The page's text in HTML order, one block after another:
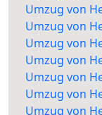
Umzug von
Umzug von
Umzug von
Umzug von
Umzug von
Umzug von
Umzug von